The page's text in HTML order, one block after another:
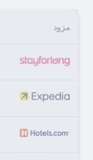
مزود